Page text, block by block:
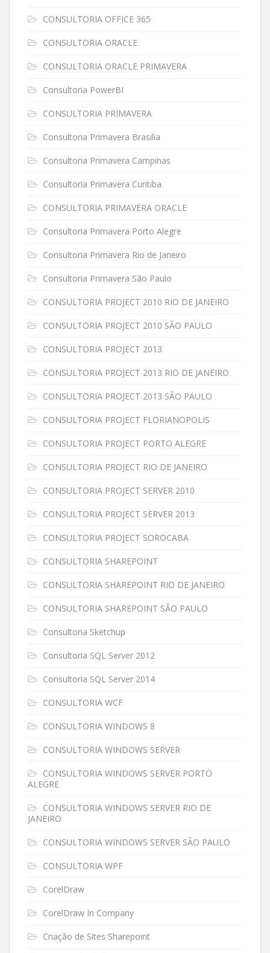
CONSULTORIA OFFICE 365
CONSULTORIA ORACLE
CONSULTORIA ORACLE PRIMAVERA
Consultoria PowerBI
CONSULTORIA PRIMAVERA
Consultoria Primavera Brasilia
Consultoria Primavera Campinas
Consultoria Primavera Curitiba
CONSULTORIA PRIMAVERA ORACLE
Consultoria Primavera Porto Alegre
Consultoria Primavera Rio de Janeiro
Consultoria Primavera São Paulo
CONSULTORIA PROJECT 2010 RIO DE JANEIRO
CONSULTORIA PROJECT 2010 SÃO PAULO
CONSULTORIA PROJECT 2013
CONSULTORIA PROJECT 2013 RIO DE JANEIRO
CONSULTORIA PROJECT 2013 SÃO PAULO
CONSULTORIA PROJECT FLORIANOPOLIS
CONSULTORIA PROJECT PORTO ALEGRE
CONSULTORIA PROJECT RIO DE JANEIRO
CONSULTORIA PROJECT SERVER 2010
CONSULTORIA PROJECT SERVER 2013
CONSULTORIA PROJECT SOROCABA
CONSULTORIA SHAREPOINT
CONSULTORIA SHAREPOINT RIO DE JANEIRO
CONSULTORIA SHAREPOINT SÃO PAULO
Consultoria Sketchup
Consultoria SQL Server 2012
Consultoria SQL Server 2014
CONSULTORIA WCF
CONSULTORIA WINDOWS 8
CONSULTORIA WINDOWS SERVER
CONSULTORIA WINDOWS SERVER PORTO
ALEGRE
CONSULTORIA WINDOWS SERVER RIO DE
JANEIRO
CONSULTORIA WINDOWS SERVER SÃO PAULO
CONSULTORIA WPF
CorelDraw
CorelDraw In Company
Criação de Sites Sharepoint